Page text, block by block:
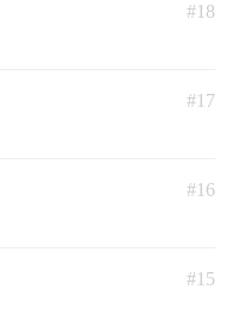
#18
#17
#16
#15